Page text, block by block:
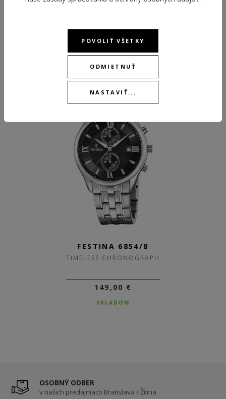
ODPORÚČANÉ PRODUKTY
FESTINA 6854/8
TIMELESS CHRONOGRAPH
149,00 €
SKLADOM
FESTINA 20742/5
TIMELESS CHRONOGRAPH
159,00 €
DO 3-5 DNÍ
OSOBNÝ ODBER
v našich predajniach Bratislava / Žilina
POVOLIŤ VŠETKY
ODMIETNUŤ
NASTAVIŤ...